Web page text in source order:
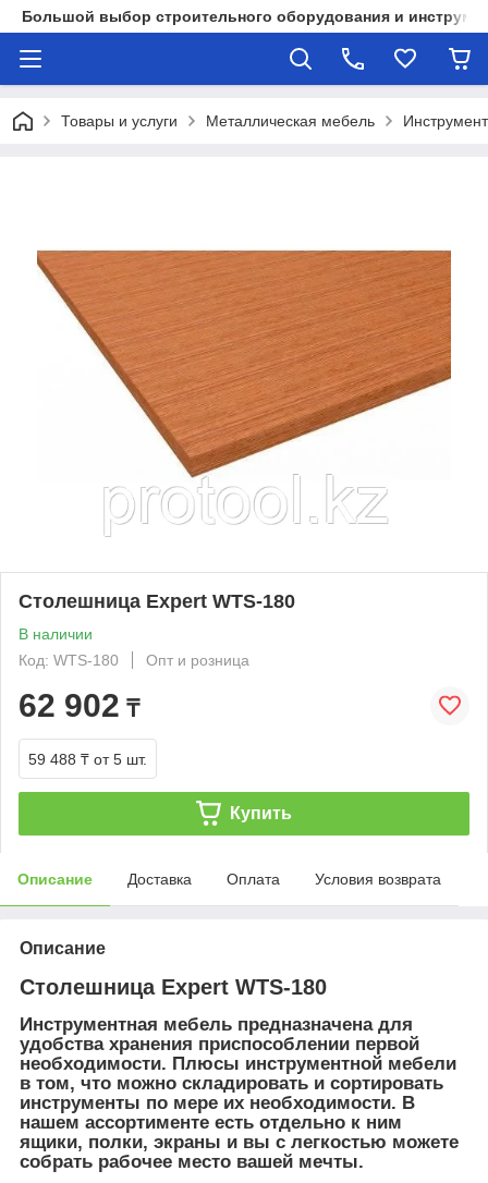
Большой выбор строительного оборудования и
Товары и услуги Металлическая мебель
Столешница Expert WTS-180
В наличии
Код: WTS-180
Опт и розница
62 902 ₸
59 488 ₸ от 5 шт.
Купить
Описание Доставка Оплата Условия возврата
Описание
Столешница Expert WTS-180
Инструментная мебель предназначена для
удобства хранения приспособлении первой
необходимости. Плюсы инструментной мебели
в том, что можно складировать и сортировать
инструменты по мере их необходимости. В
нашем ассортименте есть отдельно к ним
ящики, полки, экраны и вы с легкостью можете
собрать рабочее место вашей мечты.